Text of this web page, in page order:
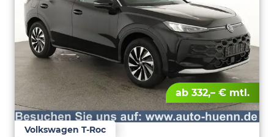
ab 332,– € mtl.
Volkswagen T-Roc